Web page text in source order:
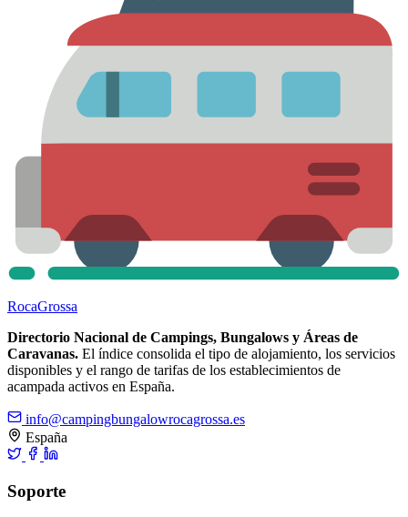
RocaGrossa
Directorio Nacional de Campings, Bungalows y Áreas de
Caravanas. El índice consolida el tipo de alojamiento, los servicios
disponibles y el rango de tarifas de los establecimientos de
acampada activos en España.
info@campingbungalowrocagrossa.es
España
Soporte